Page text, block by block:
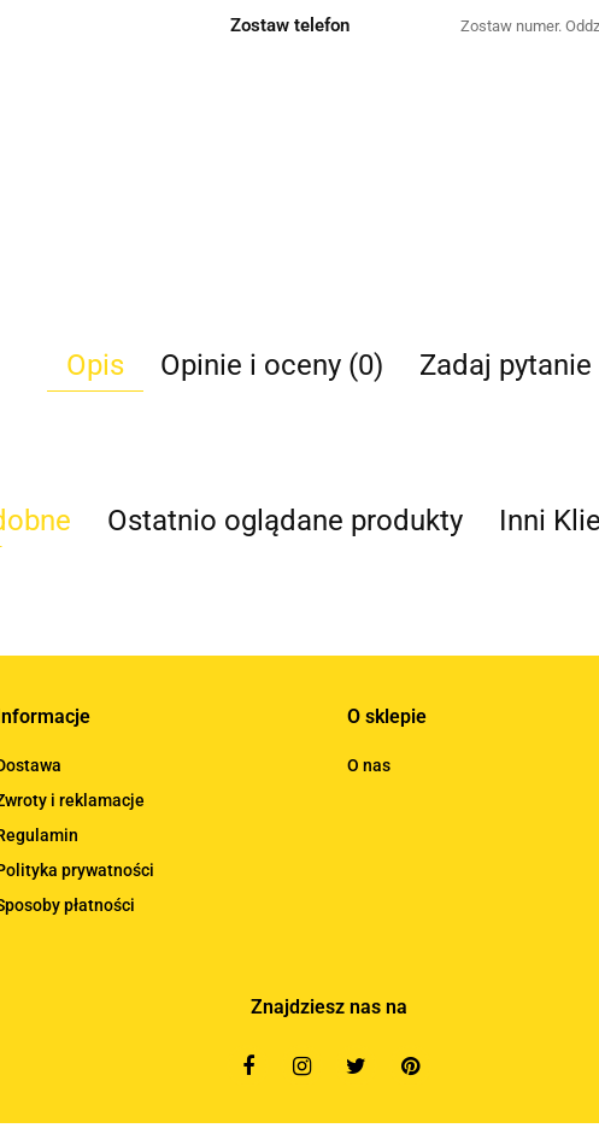
Zostaw telefon
Opis Opinie i oceny (0) Zadaj pytanie
Ostatnio oglądane produkty Inni
i reklamacje
prywatności
płatności
O sklepie
O nas
Znajdziesz nas na